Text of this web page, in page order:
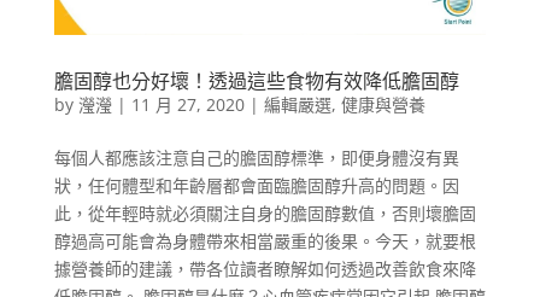
膽固醇也分好壞！透過這些食物有效降低膽固醇
by 瀅瀅| 11 月 27, 2020| 編輯嚴選, 健康與營養
每個人都應該注意自己的膽固醇標準，即便身體沒有異
狀，任何體型和年齡層都會面臨膽固醇升高的問題。因
此，從年輕時就必須關注自身的膽固醇數值，否則壞膽固
醇過高可能會為身體帶來相當嚴重的後果。今天，就要根
據營養師的建議，帶各位讀者瞭解如何透過改善飲食來降